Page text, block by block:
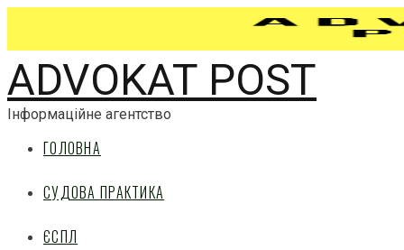
ADVOKAT POST
Інформаційне агентство
ГОЛОВНА
СУДОВА ПРАКТИКА
ЄСПЛ